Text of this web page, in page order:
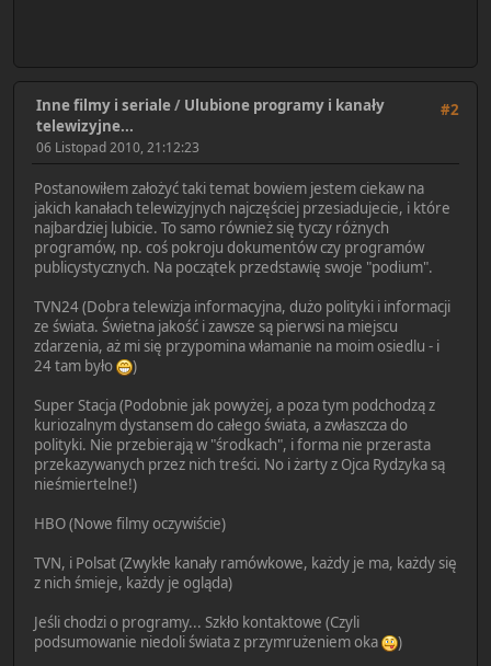
#2
Inne filmy i seriale/ Ulubione programy i kanały
telewizyjne...
06 Listopad 2010, 21:12:23
Postanowiłem założyć taki temat bowiem jestem ciekaw na
jakich kanałach telewizyjnych najczęściej przesiadujecie, i które
najbardziej lubicie. To samo również się tyczy różnych
programów, np. coś pokroju dokumentów czy programów
publicystycznych. Na początek przedstawię swoje "podium".
TVN24 (Dobra telewizja informacyjna, dużo polityki i informacji
ze świata. Świetna jakość i zawsze są pierwsi na miejscu
zdarzenia, aż mi się przypomina włamanie na moim osiedlu - i
24 tam było
)
Super Stacja (Podobnie jak powyżej, a poza tym podchodzą z
kuriozalnym dystansem do całego świata, a zwłaszcza do
polityki. Nie przebierają w "środkach", i forma nie przerasta
przekazywanych przez nich treści. No i żarty z Ojca Rydzyka są
nieśmiertelne!)
HBO (Nowe filmy oczywiście)
TVN, i Polsat (Zwykłe kanały ramówkowe, każdy je ma, każdy się
z nich śmieje, każdy je ogląda)
Jeśli chodzi o programy... Szkło kontaktowe (Czyli
podsumowanie niedoli świata z przymrużeniem oka
)